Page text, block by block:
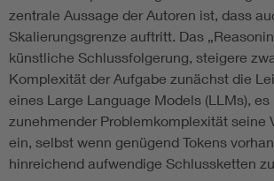
zentrale Aussage der Autoren ist, dass
Skalierungsgrenze auftritt. Das
künstliche Schlussfolgerung, steigere
Komplexität der Aufgabe zunächst die
eines Large Language Models (LLMs),
zunehmender Problemkomplexität seine
ein, selbst wenn genügend Tokens
hinreichend aufwendige Schlussketten